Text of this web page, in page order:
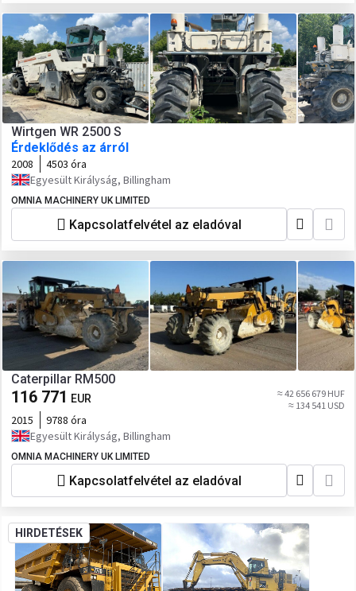
Wirtgen WR 2500 S
Érdeklődés az árról
2008
4503 óra
Egyesült Királyság, Billingham
OMNIA MACHINERY UK LIMITED
Kapcsolatfelvétel az eladóval
Caterpillar RM500
116 771 EUR
≈ 42 656 679 HUF
≈ 134 541 USD
2015
9788 óra
Egyesült Királyság, Billingham
OMNIA MACHINERY UK LIMITED
Kapcsolatfelvétel az eladóval
HIRDETÉSEK